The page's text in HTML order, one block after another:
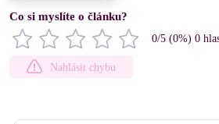
Co si myslíte o článku?
0/5 (0%) 0
Nahlásit chybu